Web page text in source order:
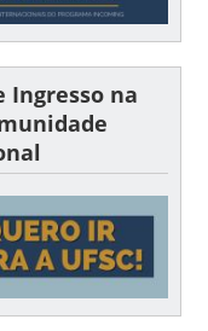
Ingresso na